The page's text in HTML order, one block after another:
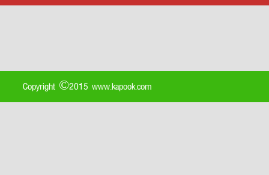
Copyright ©2015 www.kapook.com